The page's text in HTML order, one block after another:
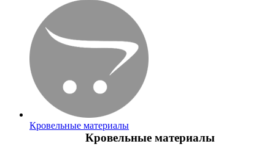
Кровельные материалы
Кровельные материалы